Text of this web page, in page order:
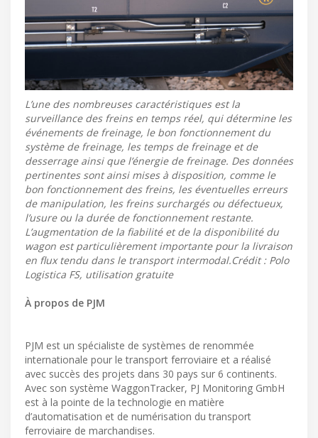
L’une des nombreuses caractéristiques est la
surveillance des freins en temps réel, qui détermine les
événements de freinage, le bon fonctionnement du
système de freinage, les temps de freinage et de
desserrage ainsi que l’énergie de freinage. Des données
pertinentes sont ainsi mises à disposition, comme le
bon fonctionnement des freins, les éventuelles erreurs
de manipulation, les freins surchargés ou défectueux,
l’usure ou la durée de fonctionnement restante.
L’augmentation de la fiabilité et de la disponibilité du
wagon est particulièrement importante pour la livraison
en flux tendu dans le transport intermodal.Crédit : Polo
Logistica FS, utilisation gratuite
À propos de PJM
PJM est un spécialiste de systèmes de renommée
internationale pour le transport ferroviaire et a réalisé
avec succès des projets dans 30 pays sur 6 continents.
Avec son système WaggonTracker, PJ Monitoring GmbH
est à la pointe de la technologie en matière
d’automatisation et de numérisation du transport
ferroviaire de marchandises.